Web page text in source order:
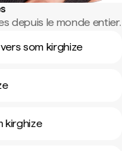
depuis le monde entier.
som kirghize
kirghize